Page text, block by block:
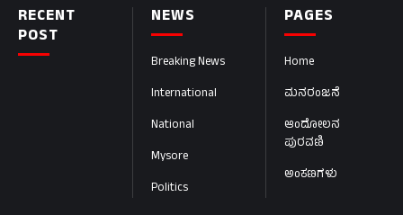
PAGES
Home
ಮನರಂಜನೆ
ಆಂದೋಲನ
ಪುರವಣಿ
ಅಂಕಣಗಳು
NEWS
Breaking News
International
National
Mysore
Politics
RECENT
POST